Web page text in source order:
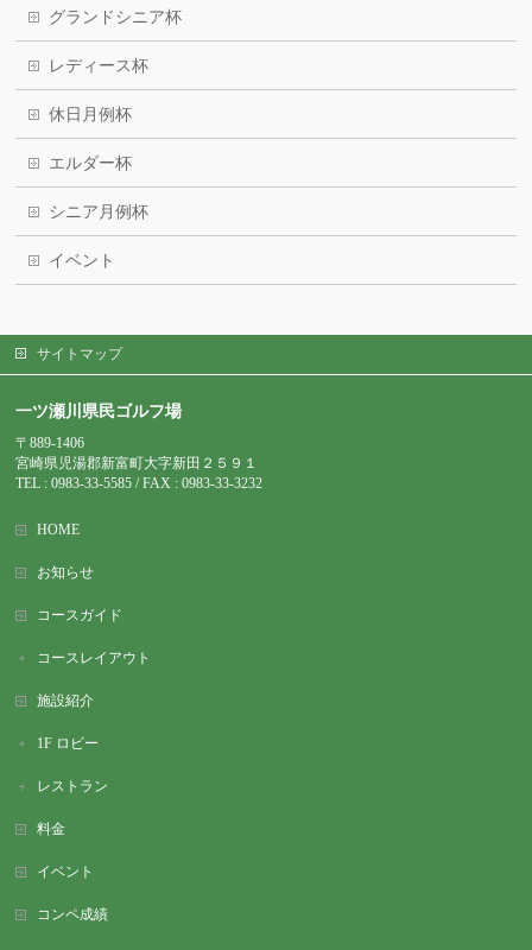
グランドシニア杯
レディース杯
休日月例杯
エルダー杯
シニア月例杯
イベント
サイトマップ
一ツ瀬川県民ゴルフ場
〒889-1406
宮崎県児湯郡新富町大字新田２５９１
TEL : 0983-33-5585 / FAX : 0983-33-3232
HOME
お知らせ
コースガイド
コースレイアウト
施設紹介
1F ロビー
レストラン
料金
イベント
コンペ成績